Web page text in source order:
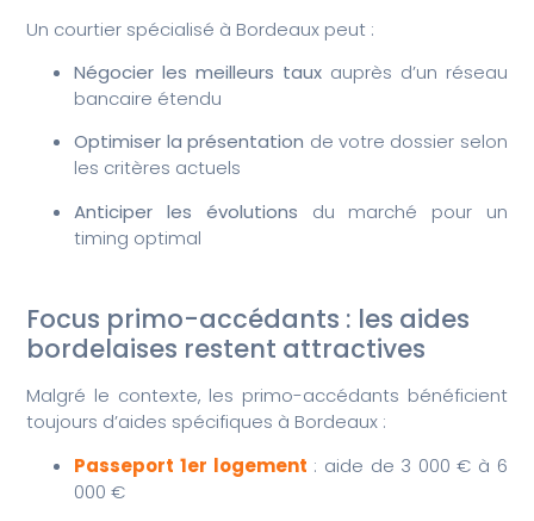
Un courtier spécialisé à Bordeaux peut :
Négocier les meilleurs taux auprès d’un réseau
bancaire étendu
Optimiser la présentation de votre dossier selon
les critères actuels
Anticiper les évolutions du marché pour un
timing optimal
Focus primo-accédants : les aides
bordelaises restent attractives
Malgré le contexte, les primo-accédants bénéficient
toujours d’aides spécifiques à Bordeaux :
Passeport 1er logement : aide de 3 000 € à 6
000 €